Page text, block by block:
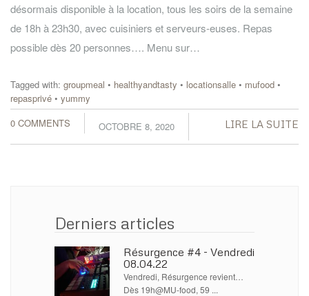
désormais disponible à la location, tous les soirs de la semaine
de 18h à 23h30, avec cuisiniers et serveurs-euses. Repas
possible dès 20 personnes…. Menu sur…
Tagged with: groupmeal • healthyandtasty • locationsalle • mufood •
repasprivé • yummy
LIRE LA SUITE
0 COMMENTS OCTOBRE 8, 2020
Derniers articles
Résurgence #4 - Vendredi
08.04.22
Vendredi, Résurgence revient…
Dès 19h@MU-food, 59 ...